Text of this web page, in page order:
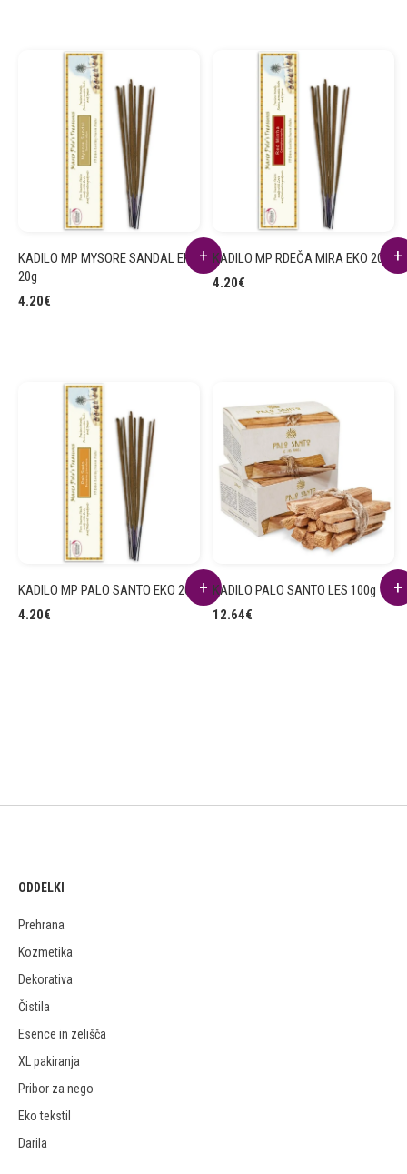
KADILO MP MYSORE SANDAL EKO
20g
4.20€
KADILO MP RDEČA MIRA EKO 20g
4.20€
KADILO MP PALO SANTO EKO 20g
4.20€
KADILO PALO SANTO LES 100g
12.64€
ODDELKI
Prehrana
Kozmetika
Dekorativa
Čistila
Esence in zelišča
XL pakiranja
Pribor za nego
Eko tekstil
Darila